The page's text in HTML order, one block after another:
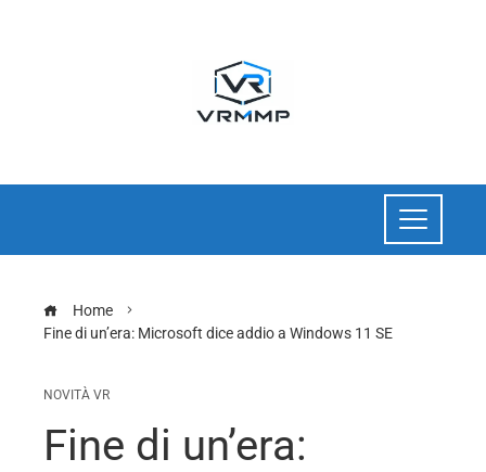
Home
Fine di un’era: Microsoft dice addio a Windows 11 SE
NOVITÀ VR
Fine di un’era: